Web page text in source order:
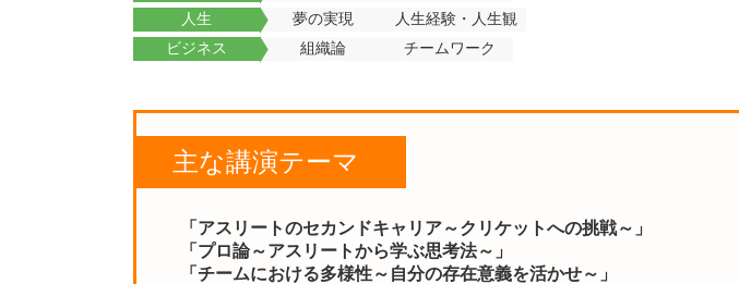
人生
夢の実現
人生経験・人生観
ビジネス
組織論 チームワーク
主な講演テーマ
「アスリートのセカンドキャリア～クリケットへの挑戦～」
「プロ論～アスリートから学ぶ思考法～」
「チームにおける多様性～自分の存在意義を活かせ～」